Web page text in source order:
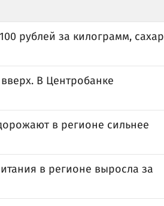
рублей за килограмм, сахар
В Центробанке
в регионе сильнее
в регионе выросла за